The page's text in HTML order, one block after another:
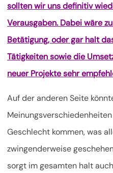
sollten wir uns definitiv
Verausgaben. Dabei wäre
Betätigung, oder gar halt
Tätigkeiten sowie die
neuer Projekte sehr
Auf der anderen Seite
Geschlecht kommen, was
zwingenderweise
sorgt im gesamten halt